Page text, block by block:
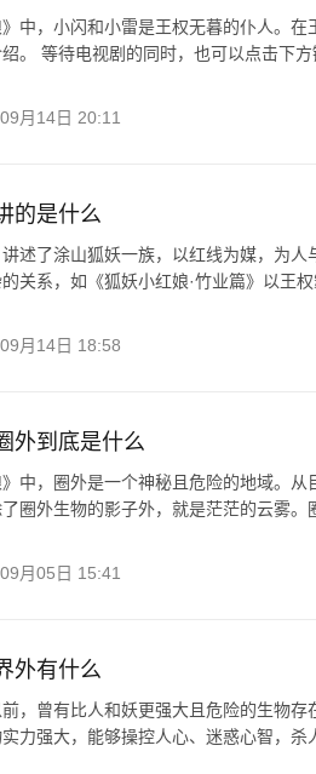
中，小闪和小雷是王权无暮的仆人。
。 等待电视剧的同时，也可以点击下
月14日 20:11
的是什么
讲述了涂山狐妖一族，以红线为媒，为
关系，如《狐妖小红娘·竹业篇》以王
月14日 18:58
外到底是什么
中，圈外是一个神秘且危险的地域。
圈外生物的影子外，就是茫茫的云雾
月05日 15:41
外有什么
，曾有比人和妖更强大且危险的生物
力强大，能够操控人心、迷惑心智，